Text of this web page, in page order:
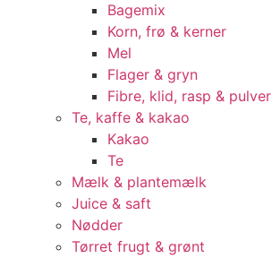
Bagemix
Korn, frø & kerner
Mel
Flager & gryn
Fibre, klid, rasp & pulver
Te, kaffe & kakao
Kakao
Te
Mælk & plantemælk
Juice & saft
Nødder
Tørret frugt & grønt